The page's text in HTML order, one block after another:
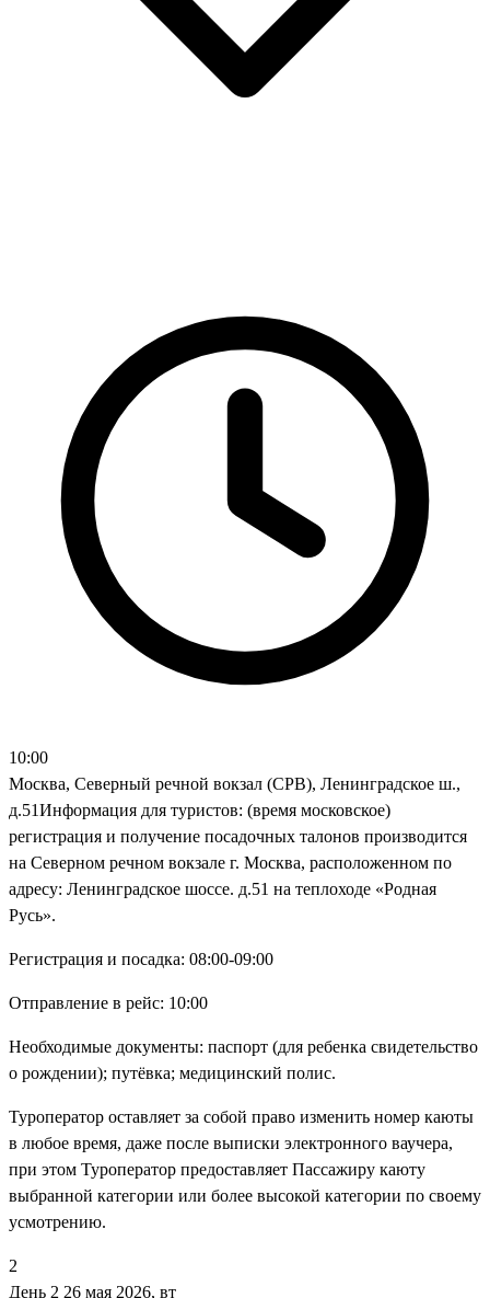
10:00
Москва, Северный речной вокзал (СРВ), Ленинградское ш.,
д.51Информация для туристов: (время московское)
регистрация и получение посадочных талонов производится
на Северном речном вокзале г. Москва, расположенном по
адресу: Ленинградское шоссе. д.51 на теплоходе «Родная
Русь».
Регистрация и посадка: 08:00-09:00
Отправление в рейс: 10:00
Необходимые документы: паспорт (для ребенка свидетельство
о рождении); путёвка; медицинский полис.
Туроператор оставляет за собой право изменить номер каюты
в любое время, даже после выписки электронного ваучера,
при этом Туроператор предоставляет Пассажиру каюту
выбранной категории или более высокой категории по своему
усмотрению.
2
День 2 26 мая 2026, вт